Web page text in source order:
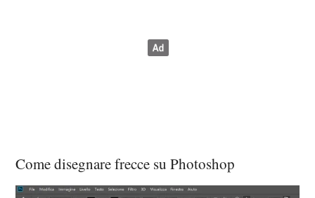
Come disegnare frecce su Photoshop